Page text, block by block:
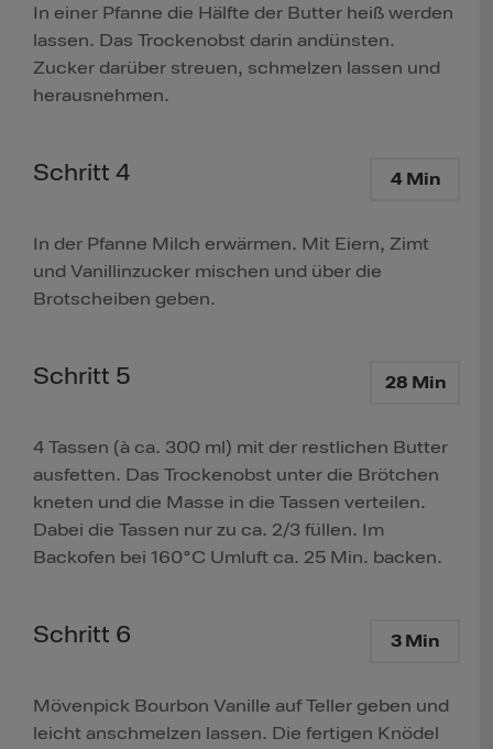
In einer Pfanne die Hälfte der Butter heiß werden
lassen. Das Trockenobst darin andünsten.
Zucker darüber streuen, schmelzen lassen und
herausnehmen.
Schritt 4 4 Min
In der Pfanne Milch erwärmen. Mit Eiern, Zimt
und Vanillinzucker mischen und über die
Brotscheiben geben.
Schritt 5 28 Min
4 Tassen (à ca. 300 ml) mit der restlichen Butter
ausfetten. Das Trockenobst unter die Brötchen
kneten und die Masse in die Tassen verteilen.
Dabei die Tassen nur zu ca. 2/3 füllen. Im
Backofen bei 160°C Umluft ca. 25 Min. backen.
Schritt 6 3 Min
Mövenpick Bourbon Vanille auf Teller geben und
leicht anschmelzen lassen. Die fertigen Knödel